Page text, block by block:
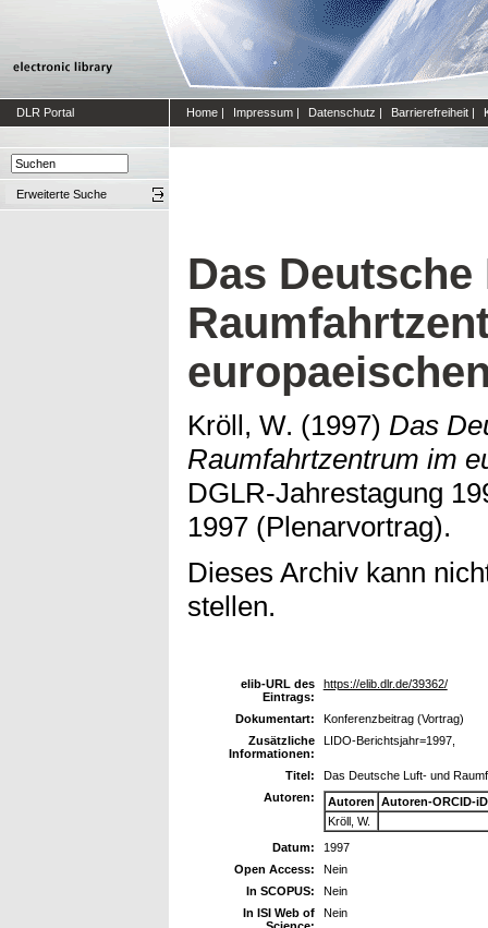
DLR Portal Home | Impressum | Datenschutz | Barrierefreiheit |
Erweiterte Suche
Das
Kröll, W. (1997) Das
Raumfahrtzentrum im
DGLR-Jahrestagung
1997 (Plenarvortrag).
Dieses Archiv kann
stellen.
elib-URL des
Eintrags:
https://elib.dlr.de/39362/
Dokumentart:
Konferenzbeitrag (Vortrag)
Zusätzliche
Informationen:
LIDO-Berichtsjahr=1997,
Titel:
Das Deutsche Luft- und
Autoren:
Autoren Autoren-ORCID-iD
Kröll, W.
Datum:
1997
Open Access:
Nein
In SCOPUS:
Nein
In ISI Web of
Nein